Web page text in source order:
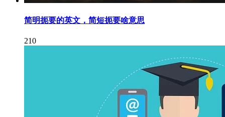
简明扼要的英文，简短扼要啥意思
210